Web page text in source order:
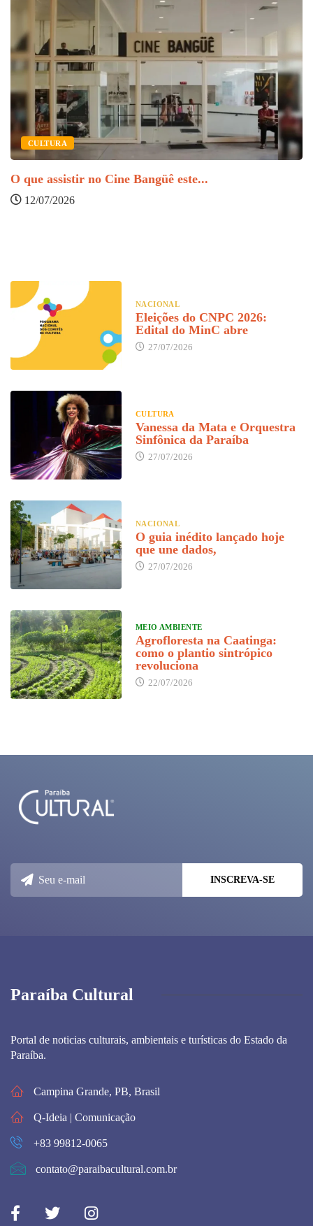
CULTURA
O que assistir no Cine Bangüê este...
12/07/2026
NACIONAL
Eleições do CNPC 2026:
Edital do MinC abre
27/07/2026
CULTURA
Vanessa da Mata e Orquestra
Sinfônica da Paraíba
27/07/2026
NACIONAL
O guia inédito lançado hoje
que une dados,
27/07/2026
MEIO AMBIENTE
Agrofloresta na Caatinga:
como o plantio sintrópico
revoluciona
22/07/2026
Paraíba Cultural
Portal de noticias culturais, ambientais e turísticas do Estado da
Paraíba.
Campina Grande, PB, Brasil
Q-Ideia | Comunicação
+83 99812-0065
contato@paraibacultural.com.br